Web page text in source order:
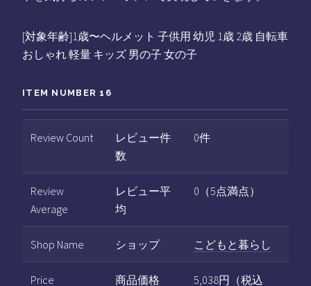
[対象年齢]1歳〜ヘルメット 子供用 幼児 1歳 2歳 自転車
おしゃれ 軽量 キッズ 男の子 女の子
ITEM NUMBER 16
Review Count
レビュー件
数
0件
Review
Average
レビュー平
均
0（5点満点）
Shop Name ショップ こどもと暮らし
Price 商品価格
5,038円（税込